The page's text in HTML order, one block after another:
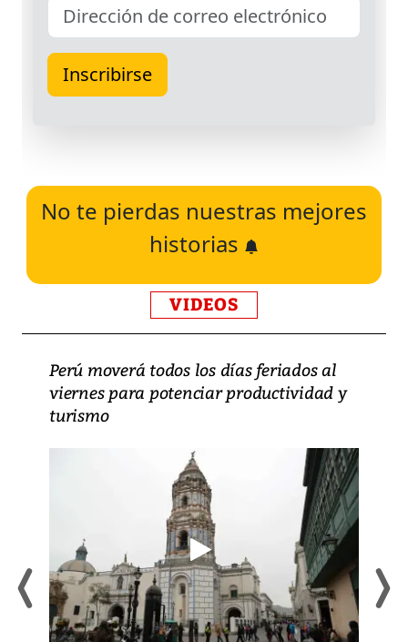
No te pierdas nuestras mejores
historias
VIDEOS
Perú moverá todos los días feriados al
viernes para potenciar productividad y
turismo